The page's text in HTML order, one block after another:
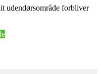
udendørsområde forbliver